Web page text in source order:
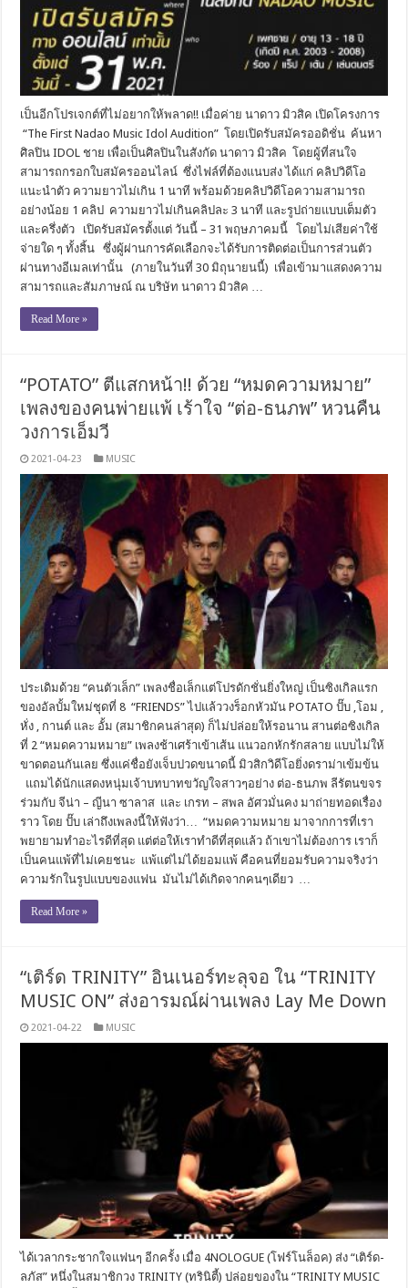
เป็นอีกโปรเจกต์ที่ไม่อยากให้พลาด!! เมื่อค่าย นาดาว มิวสิค เปิดโครงการ
“The First Nadao Music Idol Audition” โดยเปิดรับสมัครออดิชั่น ค้นหา
ศิลปิน IDOL ชาย เพื่อเป็นศิลปินในสังกัด นาดาว มิวสิค โดยผู้ที่สนใจ
สามารถกรอกใบสมัครออนไลน์ ซึ่งไฟล์ที่ต้องแนบส่ง ได้แก่ คลิปวิดีโอ
แนะนำตัว ความยาวไม่เกิน 1 นาที พร้อมด้วยคลิปวิดีโอความสามารถ
อย่างน้อย 1 คลิป ความยาวไม่เกินคลิปละ 3 นาที และรูปถ่ายแบบเต็มตัว
และครึ่งตัว เปิดรับสมัครตั้งแต่ วันนี้ – 31 พฤษภาคมนี้ โดยไม่เสียค่าใช้
จ่ายใด ๆ ทั้งสิ้น ซึ่งผู้ผ่านการคัดเลือกจะได้รับการติดต่อเป็นการส่วนตัว
ผ่านทางอีเมลเท่านั้น (ภายในวันที่ 30 มิถุนายนนี้) เพื่อเข้ามาแสดงความ
สามารถและสัมภาษณ์ ณ บริษัท นาดาว มิวสิค …
Read More »
“POTATO” ตีแสกหน้า!! ด้วย “หมดความหมาย”
เพลงของคนพ่ายแพ้ เร้าใจ “ต่อ-ธนภพ” หวนคืน
วงการเอ็มวี
2021-04-23 MUSIC
ประเดิมด้วย “คนตัวเล็ก” เพลงชื่อเล็กแต่โปรดักชั่นยิ่งใหญ่ เป็นซิงเกิลแรก
ของอัลบั้มใหม่ชุดที่ 8 “FRIENDS” ไปแล้ววงร็อกหัวมัน POTATO ปั๊บ ,โอม ,
หั่ง , กานต์ และ อั้ม (สมาชิกคนล่าสุด) ก็ไม่ปล่อยให้รอนาน สานต่อซิงเกิล
ที่ 2 “หมดความหมาย” เพลงช้าเศร้าเข้าเส้น แนวอกหักรักสลาย แบบไม่ให้
ขาดตอนกันเลย ซึ่งแค่ชื่อยังเจ็บปวดขนาดนี้ มิวสิกวิดีโอยิ่งดราม่าเข้มข้น
แถมได้นักแสดงหนุ่มเจ้าบทบาทขวัญใจสาวๆอย่าง ต่อ-ธนภพ ลีรัตนขจร
ร่วมกับ จีน่า – ญีนา ซาลาส และ เกรท – สพล อัศวมั่นคง มาถ่ายทอดเรื่อง
ราว โดย ปั๊บ เล่าถึงเพลงนี้ให้ฟังว่า… “หมดความหมาย มาจากการที่เรา
พยายามทำอะไรดีที่สุด แต่ต่อให้เราทำดีที่สุดแล้ว ถ้าเขาไม่ต้องการ เราก็
เป็นคนแพ้ที่ไม่เคยชนะ แพ้แต่ไม่ได้ยอมแพ้ คือคนที่ยอมรับความจริงว่า
ความรักในรูปแบบของแฟน มันไม่ได้เกิดจากคนๆเดียว …
Read More »
“เติร์ด TRINITY” อินเนอร์ทะลุจอ ใน “TRINITY
MUSIC ON” ส่งอารมณ์ผ่านเพลง Lay Me Down
2021-04-22 MUSIC
ได้เวลากระชากใจแฟนๆ อีกครั้ง เมื่อ 4NOLOGUE (โฟร์โนล็อค) ส่ง “เติร์ด-
ลภัส” หนึ่งในสมาชิกวง TRINITY (ทรินิตี้) ปล่อยของใน “TRINITY MUSIC